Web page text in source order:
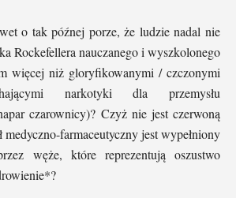
o tak późnej porze, że ludzie nadal nie
Rockefellera nauczanego i wyszkolonego
więcej niż gloryfikowanymi / czczonymi
narkotyki dla przemysłu
czarownicy)? Czyż nie jest czerwoną
medyczno-farmaceutyczny jest wypełniony
węże, które reprezentują oszustwo